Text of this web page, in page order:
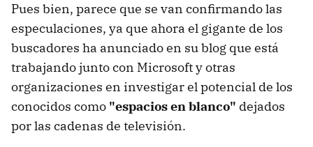
Pues bien, parece que se van confirmando las
especulaciones, ya que ahora el gigante de los
buscadores ha anunciado en su blog que está
trabajando junto con Microsoft y otras
organizaciones en investigar el potencial de los
conocidos como "espacios en blanco" dejados
por las cadenas de televisión.